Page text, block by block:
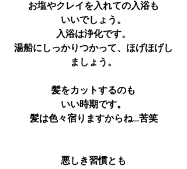
お塩やクレイを入れての入浴も
いいでしょう。
入浴は浄化です。
湯船にしっかりつかって、ほげほげし
ましょう。
髪をカットするのも
いい時期です。
髪は色々宿りますからね…苦笑
悪しき習慣とも